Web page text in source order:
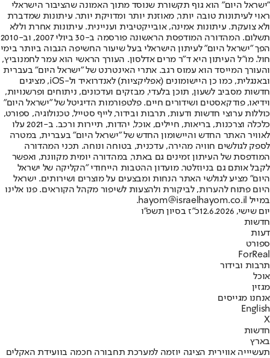
"ישראל היום" הוא גוף תקשורת שנוסד מתוך האמונה שהציבור הישראלי
ראוי לעיתונות טובה יותר, מאוזנת יותר ומדויקת יותר. עיתונות שמדברת
ולא צועקת. עיתונות אמינה, אובייקטיבית ועניינית. עיתונות אחרת וללא
תשלום. המהדורה המודפסת הראשונה פורסמה ב-30 ביולי 2007, וב-2010
הפך "ישראל היום" לעיתון הישראלי בעל שיעור החשיפה הגבוה ביותר בימי
חול. מו"ל העיתון היא ד"ר מרים אדלסון. העורך הראשי הוא עמר לחמנוביץ,
והעורך המייסד הוא עמוס רגב. אתרי האינטרנט של "ישראל היום" בעברית
ובאנגלית, כמו כן היישומונים (אפליקציות) לאנדרואיד ול-iOS, מציגים
חדשות מסביב לשעון, תוכן בלעדי, מבזקים ועדכונים, ניתוחים ופרשנויות,
וידיאו, פודקאסטים ושידורים חיים. פלטפורמות הדיגיטל של "ישראל היום"
כוללות ערוצי חדשות ודעות, תרבות ובידור, לייף סטייל, טכנולוגיה, ספורט,
כלכלה וצרכנות, בריאות, חיילים, אוכל, יהדות, תיירות ורכב. ב-2021 עלו
לאוויר האתר החדש והיישומון החדש של "ישראל היום" בעברית, במטרה
לספק לגולשים חוויה מהירה, עדכנית, בטוחה ונוחה. תכני המהדורה
המודפסת של העיתון זמינים גם באתר, במהדורה יומית מקוונת, ואפשר
לקבל אותם גם בניוזלטר. מועדון ההטבות הייחודי "הקליקה של ישראל
היום" מציע לגולשי האתר הנחות ומבצעים על מוצרים ושירותים. ישראל
היום פתוח להערות, לביקורת ולהצעות לשיפור מקהל הקוראים. פנו אלינו
במייל hayom@israelhayom.co.il.
יום שישי, 12.6.2026
כ"ז בסיון תשפ"ו
חדשות
דעות
ספורט
ForReal
תרבות ובידור
אוכל
מגזין
אנחנו מגייסים
English
X
חדשות
בארץ
תעשיייה אווירית הציגה יוזמה למערכת תחבורה חכמה בוועידת האקלים